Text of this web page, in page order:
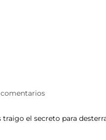
el secreto para